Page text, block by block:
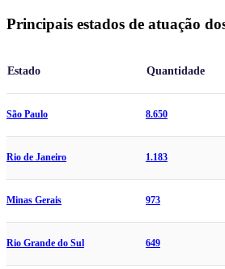
Principais estados de atuação
Estado Quantidade
São Paulo 8.650
Rio de Janeiro 1.183
Minas Gerais 973
Rio Grande do Sul 649